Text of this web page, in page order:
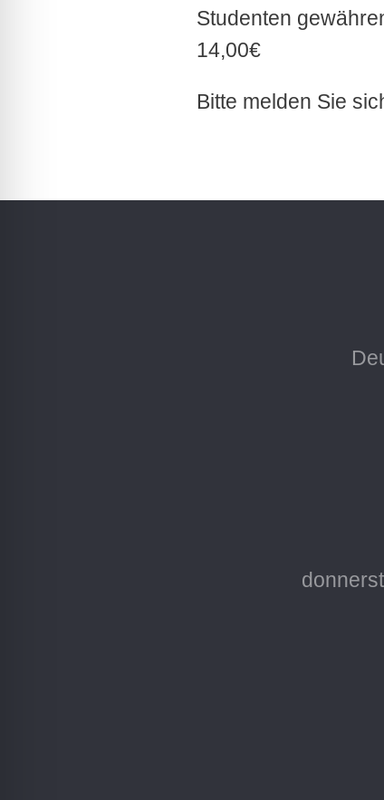
Studenten
14,00€
Bitte melden Sie